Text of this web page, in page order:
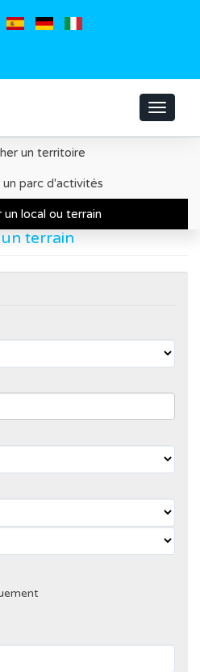
Toggle
un territoire
parc d'activités
un local ou terrain
local ou d'un terrain
terrain